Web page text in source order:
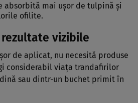
absorbită mai ușor de tulpină și
ofilite.
vizibile
de aplicat, nu necesită produse
considerabil viața trandafirilor
sau dintr-un buchet primit în